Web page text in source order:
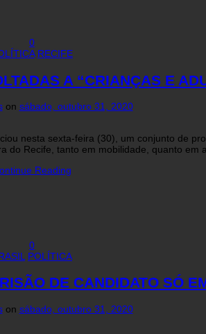
0
RECIFE
A “CRIANÇAS E
on sábado, outubro 31, 2020
nesta sexta-feira (30), um conjunto de
Recife, tanto em mobilidade, quanto em
Reading
0
POLÍTICA
DE CANDIDATO SÓ
on sábado, outubro 31, 2020